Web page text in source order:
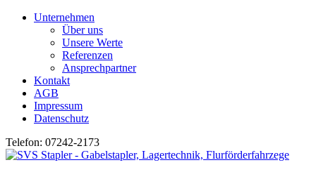
Unternehmen
Über uns
Unsere Werte
Referenzen
Ansprechpartner
Kontakt
AGB
Impressum
Datenschutz
Telefon: 07242-2173